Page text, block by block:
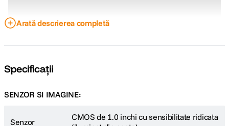
Vlogging Camera Tutorial - The Canon PowerShot V10
Arată descrierea completă
Specificații
SENZOR SI IMAGINE:
Senzor
CMOS de 1.0 inchi cu sensibilitate ridicata